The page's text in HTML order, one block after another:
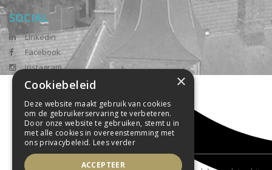
SOCIAL
Linkedin
Facebook
Instagram
×
Cookiebeleid
Deze website maakt gebruik van cookies
om de gebruikerservaring te verbeteren.
Door onze website te gebruiken, stemt u in
met alle cookies in overeenstemming met
ons privacybeleid. Lees verder
ACCEPTEER